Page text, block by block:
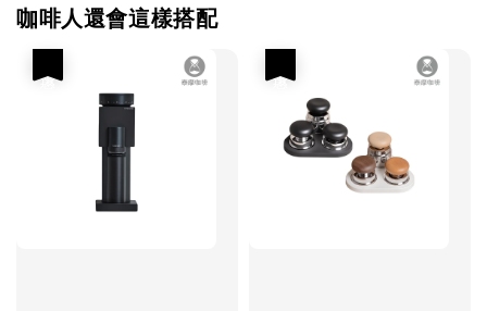
咖啡人還會這樣搭配